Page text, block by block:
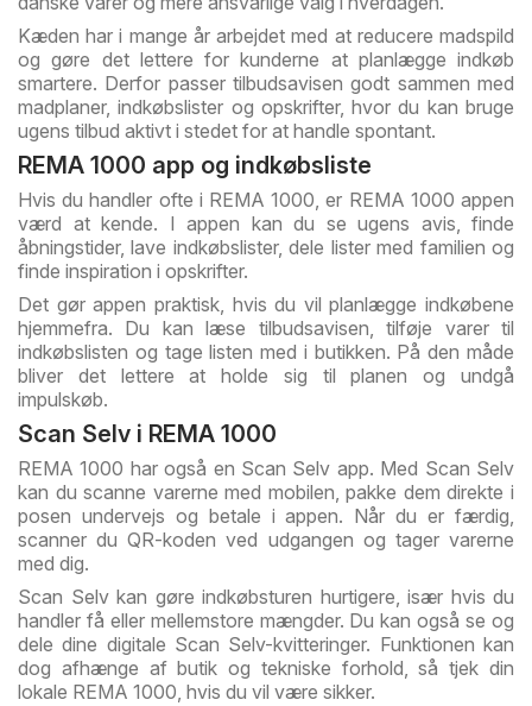
Kæden har i mange år arbejdet med at reducere madspild
og gøre det lettere for kunderne at planlægge indkøb
smartere. Derfor passer tilbudsavisen godt sammen med
madplaner, indkøbslister og opskrifter, hvor du kan bruge
ugens tilbud aktivt i stedet for at handle spontant.
REMA 1000 app og indkøbsliste
Hvis du handler ofte i REMA 1000, er REMA 1000 appen
værd at kende. I appen kan du se ugens avis, finde
åbningstider, lave indkøbslister, dele lister med familien og
finde inspiration i opskrifter.
Det gør appen praktisk, hvis du vil planlægge indkøbene
hjemmefra. Du kan læse tilbudsavisen, tilføje varer til
indkøbslisten og tage listen med i butikken. På den måde
bliver det lettere at holde sig til planen og undgå
impulskøb.
Scan Selv i REMA 1000
REMA 1000 har også en Scan Selv app. Med Scan Selv
kan du scanne varerne med mobilen, pakke dem direkte i
posen undervejs og betale i appen. Når du er færdig,
scanner du QR-koden ved udgangen og tager varerne
med dig.
Scan Selv kan gøre indkøbsturen hurtigere, især hvis du
handler få eller mellemstore mængder. Du kan også se og
dele dine digitale Scan Selv-kvitteringer. Funktionen kan
dog afhænge af butik og tekniske forhold, så tjek din
lokale REMA 1000, hvis du vil være sikker.